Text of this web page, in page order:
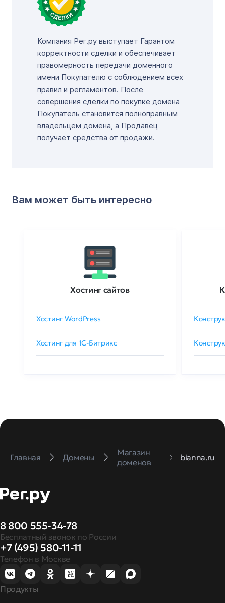
Компания Рег.ру выступает Гарантом
корректности сделки и обеспечивает
правомерность передачи доменного
имени Покупателю с соблюдением всех
правил и регламентов. После
совершения сделки по покупке домена
Покупатель становится полноправным
владельцем домена, а Продавец
получает средства от продажи.
Вам может быть интересно
Хостинг сайтов
Хостинг WordPress
Хостинг для 1C-Битрикс
Главная Домены
Магазин
доменов
bianna.ru
8 800 555-34-78
Бесплатный звонок по России
+7 (495) 580-11-11
Телефон в Москве
Продукты